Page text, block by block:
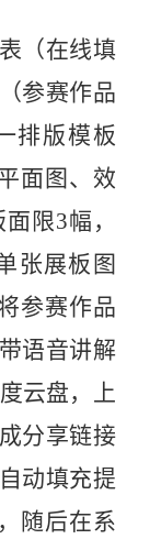
（在线填
参赛作品
排版模板
面图、效
面限3幅，
张展板图
参赛作品
语音讲解
云盘，上
分享链接
动填充提
随后在系